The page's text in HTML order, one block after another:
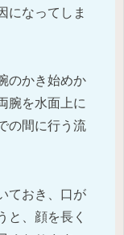
になってしま
のかき始めか
腕を水面上に
の間に行う流
ておき、口が
と、顔を長く